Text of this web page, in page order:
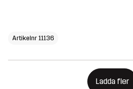
Artikelnr 11136
Ladda fler